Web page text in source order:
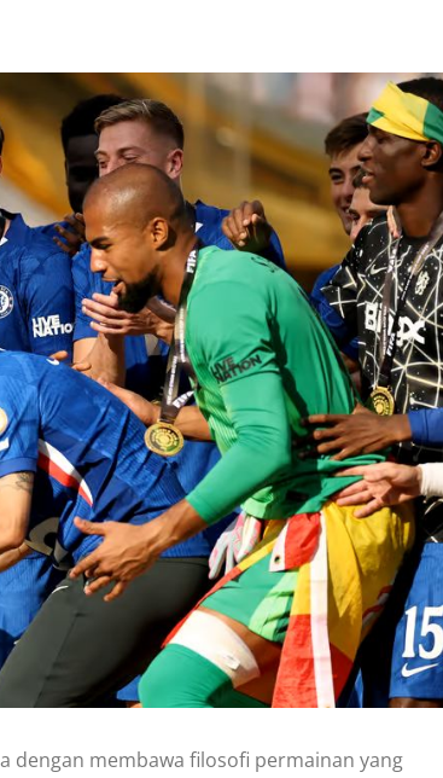
dengan membawa filosofi permainan yang